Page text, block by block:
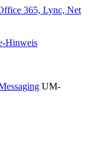
Hinweis
UM-